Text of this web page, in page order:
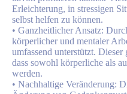
Erleichterung, in stressigen
selbst helfen zu können.
• Ganzheitlicher Ansatz:
körperlicher und mentaler
umfassend unterstützt.
dass sowohl körperliche als
werden.
• Nachhaltige Veränderung: